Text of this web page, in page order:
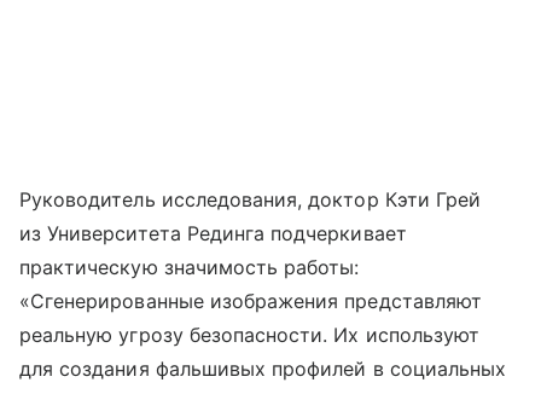
Руководитель исследования, доктор Кэти Грей
из Университета Рединга подчеркивает
практическую значимость работы:
«Сгенерированные изображения представляют
реальную угрозу безопасности. Их используют
для создания фальшивых профилей в социальных